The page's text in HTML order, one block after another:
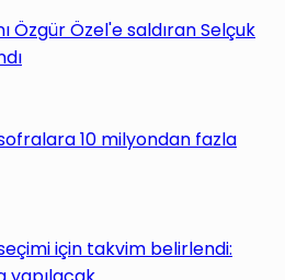
Özgür Özel'e saldıran Selçuk
10 milyondan fazla
için takvim belirlendi: